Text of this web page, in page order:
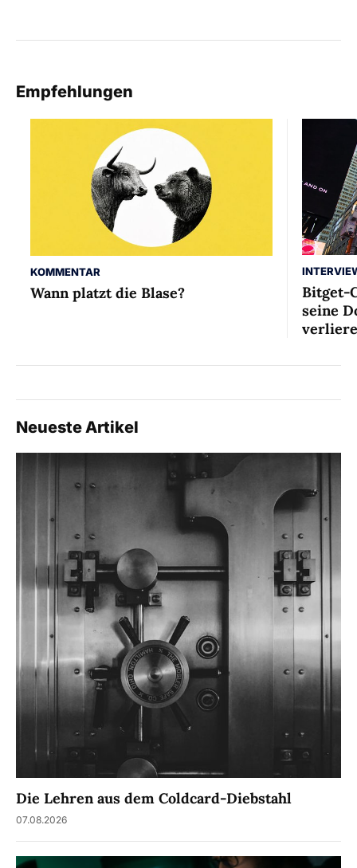
Empfehlungen
KOMMENTAR
Wann platzt die Blase?
Bitget-
seine
Neueste Artikel
Die Lehren aus dem Coldcard-Diebstahl
07.08.2026